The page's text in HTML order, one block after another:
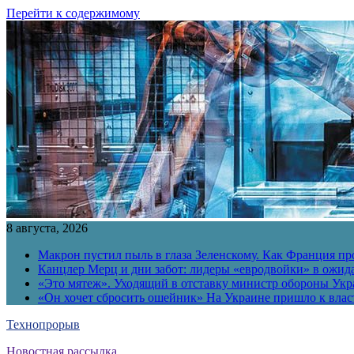
Перейти к содержимому
8 августа, 2026
Макрон пустил пыль в глаза Зеленскому. Как Франция
Канцлер Мерц и дни забот: лидеры «евродвойки» в
«Это мятеж». Уходящий в отставку министр обороны
«Он хочет сбросить ошейник» На Украине пришло к
Технопрорыв
Новостная рассылка